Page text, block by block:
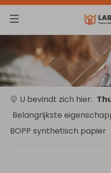
U bevindt zich hier:
Belangrijkste
BOPP synthetisch papier